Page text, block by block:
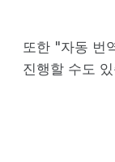
또한 "자동 번
진행할 수도